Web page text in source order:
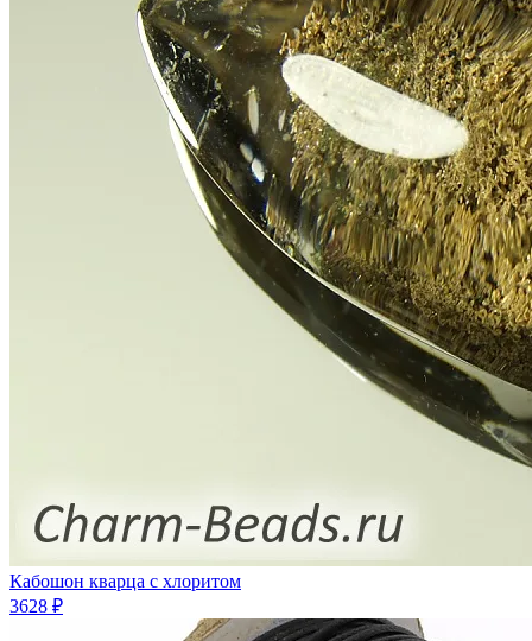
Кабошон кварца с хлоритом
3628 ₽